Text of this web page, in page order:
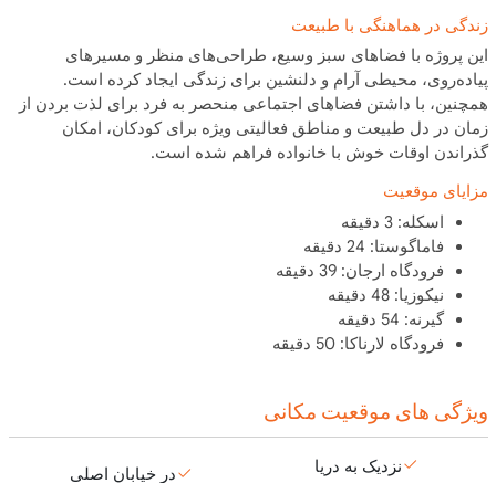
زندگی در هماهنگی با طبیعت
این پروژه با فضاهای سبز وسیع، طراحی‌های منظر و مسیرهای
پیاده‌روی، محیطی آرام و دلنشین برای زندگی ایجاد کرده است.
همچنین، با داشتن فضاهای اجتماعی منحصر به فرد برای لذت بردن از
زمان در دل طبیعت و مناطق فعالیتی ویژه برای کودکان، امکان
گذراندن اوقات خوش با خانواده فراهم شده است.
مزایای موقعیت
اسکله: 3 دقیقه
فاماگوستا: 24 دقیقه
فرودگاه ارجان: 39 دقیقه
نیکوزیا: 48 دقیقه
گیرنه: 54 دقیقه
فرودگاه لارناکا: 50 دقیقه
ویژگی های موقعیت مکانی
نزدیک به دریا در خیابان اصلی